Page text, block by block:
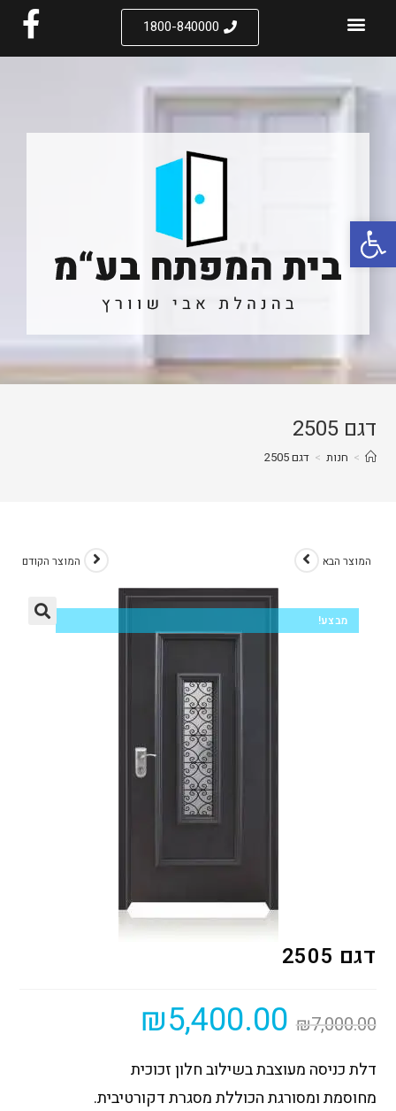
פתח סרגל נגישות
1800-840000
דגם 2505
> חנות > דגם 2505
מבצע!
המוצר הקודם המוצר הבא
דגם 2505
₪7,000.00
₪5,400.00
דלת כניסה מעוצבת בשילוב חלון זכוכית
מחוסמת ומסורגת הכוללת מסגרת דקורטיבית.